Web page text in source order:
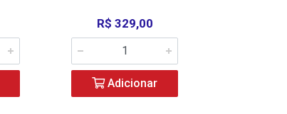
R$ 329,00
Adicionar